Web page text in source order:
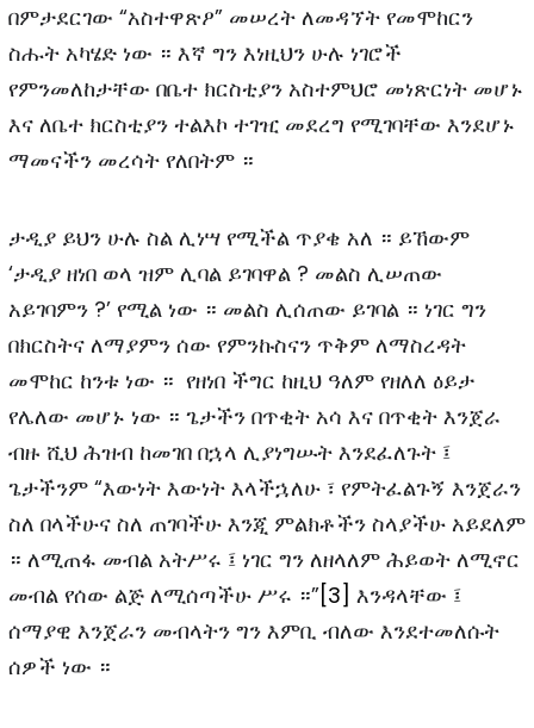
በምታደርገው “አስተዋጽዖ” መሠረት ለመዳኘት የመሞከርን
ስሑት አካሄድ ነው ። እኛ ግን እነዚህን ሁሉ ነገሮች
የምንመለከታቸው በቤተ ክርስቲያን አስተምህሮ መነጽርነት መሆኑ
እና ለቤተ ክርስቲያን ተልእኮ ተገዢ መደረግ የሚገባቸው እንደሆኑ
ማመናችን መረሳት የለበትም ።
ታዲያ ይህን ሁሉ ስል ሊነሣ የሚችል ጥያቄ አለ ። ይኸውም
‘ታዲያ ዘነበ ወላ ዝም ሊባል ይገባዋል ? መልስ ሊሠጠው
አይገባምን ?’ የሚል ነው ። መልስ ሊሰጠው ይገባል ። ነገር ግን
በክርስትና ለማያምን ሰው የምንኩስናን ጥቅም ለማስረዳት
መሞከር ከንቱ ነው ። የዘነበ ችግር ከዚህ ዓለም የዘለለ ዕይታ
የሌለው መሆኑ ነው ። ጌታችን በጥቂት አሳ እና በጥቂት እንጀራ
ብዙ ሺህ ሕዝብ ከመገበ በኋላ ሊያነግሡት እንደፈለጉት ፤
ጌታችንም “እውነት እውነት እላችኋለሁ ፣ የምትፈልጉኝ እንጀራን
ስለ በላችሁና ስለ ጠገባችሁ እንጂ ምልክቶችን ስላያችሁ አይደለም
። ለሚጠፋ መብል አትሥሩ ፤ ነገር ግን ለዘላለም ሕይወት ለሚኖር
መብል የሰው ልጅ ለሚሰጣችሁ ሥሩ ።”[3] እንዳላቸው ፤
ሰማያዊ እንጀራን መብላትን ግን እምቢ ብለው እንደተመለሱት
ሰዎች ነው ።